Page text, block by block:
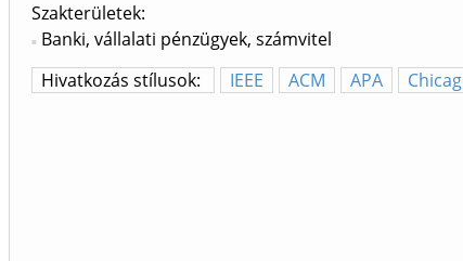
Szakterületek:
Banki, vállalati pénzügyek, számvitel
Hivatkozás stílusok:
IEEE ACM APA